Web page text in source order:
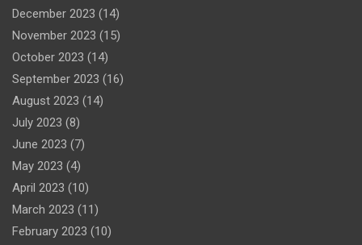
December 2023 (14)
November 2023 (15)
October 2023 (14)
September 2023 (16)
August 2023 (14)
July 2023 (8)
June 2023 (7)
May 2023 (4)
April 2023 (10)
March 2023 (11)
February 2023 (10)